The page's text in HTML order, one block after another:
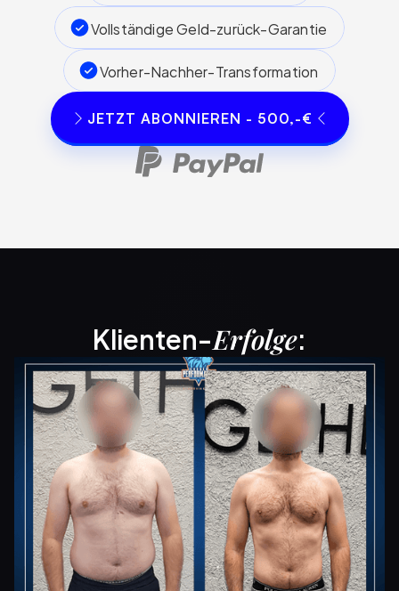
Vollständige Geld-zurück-Garantie
Vorher-Nachher-Transformation
JETZT ABONNIEREN - 500,-€
Klienten-Erfolge: